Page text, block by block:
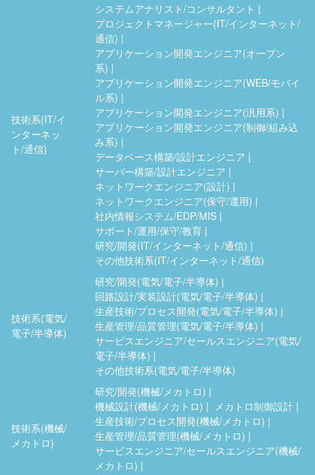
技術系(IT/イ
ンターネッ
ト/通信)
システムアナリスト/コンサルタント
プロジェクトマネージャー(IT/インターネット/
通信)
アプリケーション開発エンジニア(オープン
系)
アプリケーション開発エンジニア(WEB/モバイ
ル系)
アプリケーション開発エンジニア(汎用系)
アプリケーション開発エンジニア(制御/組み込
み系)
データベース構築/設計エンジニア
サーバー構築/設計エンジニア
ネットワークエンジニア(設計)
ネットワークエンジニア(保守/運用)
社内情報システム/EDP/MIS
サポート/運用/保守/教育
研究/開発(IT/インターネット/通信)
その他技術系(IT/インターネット/通信)
技術系(電気/
電子/半導体)
研究/開発(電気/電子/半導体)
回路設計/実装設計(電気/電子/半導体)
生産技術/プロセス開発(電気/電子/半導体)
生産管理/品質管理(電気/電子/半導体)
サービスエンジニア/セールスエンジニア(電気/
電子/半導体)
その他技術系(電気/電子/半導体)
技術系(機械/
メカトロ)
研究/開発(機械/メカトロ)
機械設計(機械/メカトロ)
メカトロ制御設計
生産技術/プロセス開発(機械/メカトロ)
生産管理/品質管理(機械/メカトロ)
サービスエンジニア/セールスエンジニア(機械/
メカトロ)